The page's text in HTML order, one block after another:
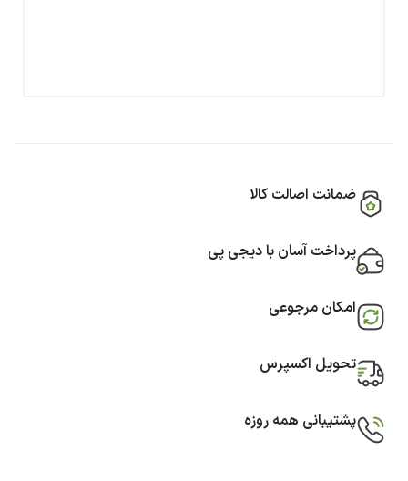
ضمانت اصالت کالا
پرداخت آسان با دیجی پی
امکان مرجوعی
تحویل اکسپرس
پشتیبانی همه روزه